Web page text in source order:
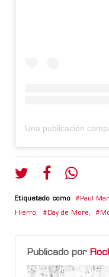
Etiquetado como Paul
Hierro, Day de More,
Publicado por